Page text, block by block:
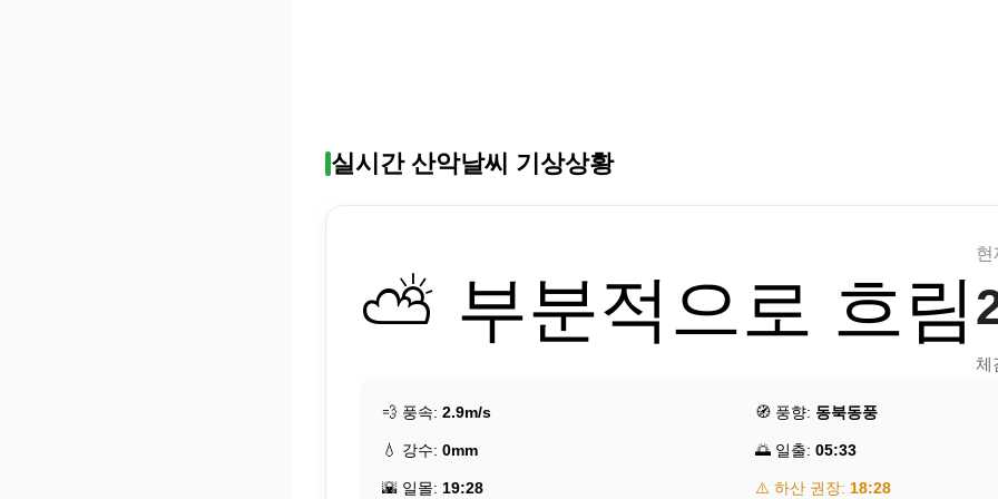
실시간 산악날씨 기상상황
⛅ 부분적으로 흐림
현
체
💨 풍속: 2.9m/s 🧭 풍향: 동북동풍
💧 강수: 0mm 🌅 일출: 05:33
🌇 일몰: 19:28 ⚠️ 하산 권장: 18:28